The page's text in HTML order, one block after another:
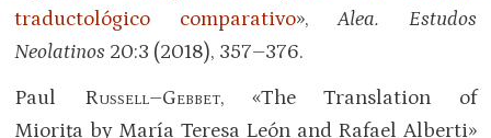
traductológico comparativo»,Alea. Estudos
Neolatinos 20:3 (2018), 357–376.
Paul Russell–Gebbet, «The Translation of
Mioriţa by María Teresa León and Rafael Alberti»